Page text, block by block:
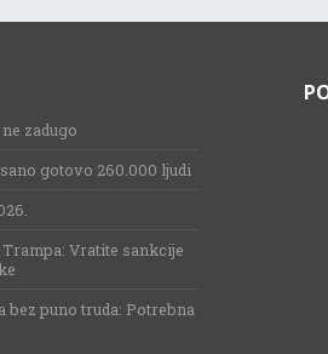
zadugo
gotovo 260.000 ljudi
Vratite sankcije
puno truda: Potrebna